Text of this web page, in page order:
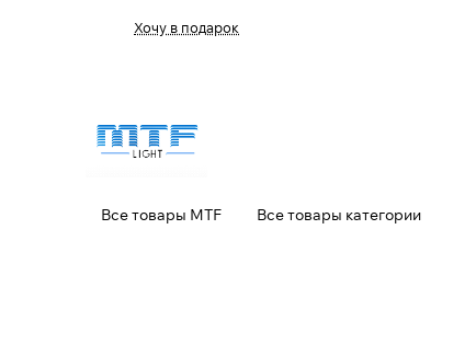
Хочу в подарок
Все товары MTF Все товары категории